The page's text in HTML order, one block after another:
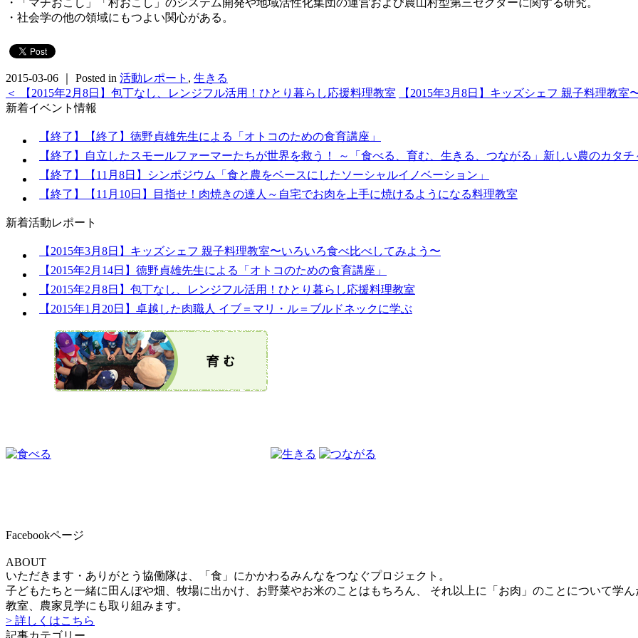
・社会学の他の領域にもつよい関心がある。
2015-03-06 ｜ Posted in 活動レポート , 生きる
＜ 【2015年2月8日】包丁なし、レンジフル活用！ひとり暮らし応援料理教室
【2015年3月8日】キッズシェフ 親子料理教
新着イベント情報
【終了】【終了】徳野貞雄先生による「オトコのための食育講座」
【終了】自立したスモールファーマーたちが世界を救う！ ～「食べる、育む、生きる、つながる」新しい農のカタチ
【終了】【11月8日】シンポジウム「食と農をベースにしたソーシャルイノベーション」
【終了】【11月10日】目指せ！肉焼きの達人～自宅でお肉を上手に焼けるようになる料理教室
新着活動レポート
【2015年3月8日】キッズシェフ 親子料理教室〜いろいろ食べ比べしてみよう〜
【2015年2月14日】徳野貞雄先生による「オトコのための食育講座」
【2015年2月8日】包丁なし、レンジフル活用！ひとり暮らし応援料理教室
【2015年1月20日】卓越した肉職人 イブ＝マリ・ル＝ブルドネックに学ぶ
Facebookページ
ABOUT
いただきます・ありがとう協働隊は、「食」にかかわるみんなをつなぐプロジェクト。
子どもたちと一緒に田んぼや畑、牧場に出かけ、お野菜やお米のことはもちろん、 それ以上に「お肉」のことについて学
教室、農家見学にも取り組みます。
> 詳しくはこちら
記事カテゴリー